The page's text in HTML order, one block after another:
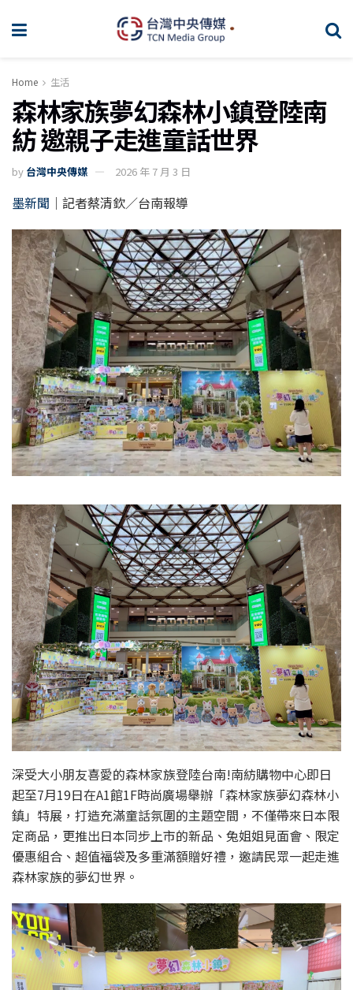
Home 生活
森林家族夢幻森林小鎮登陸南
紡 邀親子走進童話世界
by 台灣中央傳媒 2026 年 7 月 3 日
墨新聞 ｜記者蔡清欽／台南報導
深受大小朋友喜愛的森林家族登陸台南!南紡購物中心即日
起至7月19日在A1館1F時尚廣場舉辦「森林家族夢幻森林小
鎮」特展，打造充滿童話氛圍的主題空間，不僅帶來日本限
定商品，更推出日本同步上市的新品、兔姐姐見面會、限定
優惠組合、超值福袋及多重滿額贈好禮，邀請民眾一起走進
森林家族的夢幻世界。